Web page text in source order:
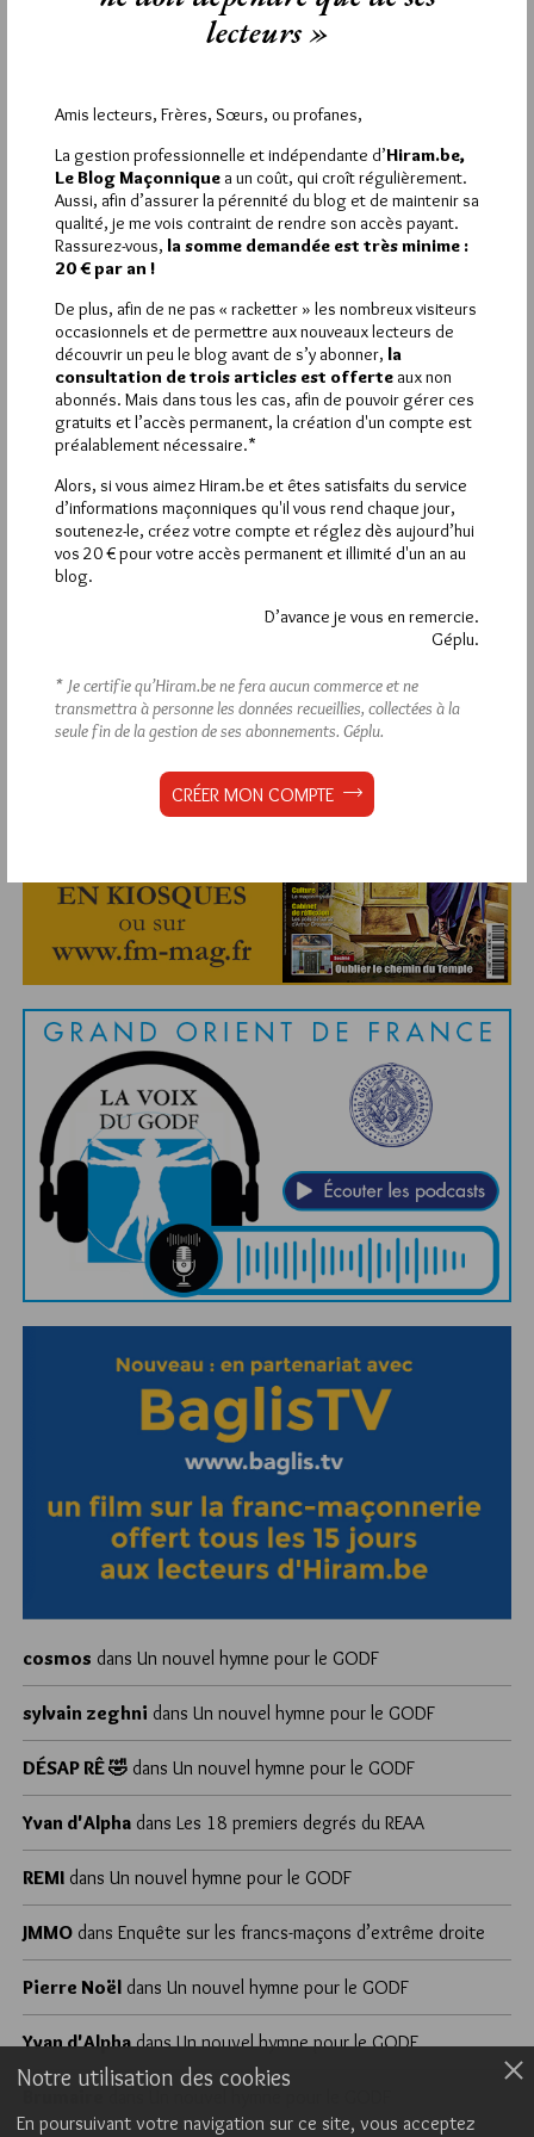
Si vous souhaitez rédiger des
commentaires, vous devez :
VOUS INSCRIRE
Déjà inscrit(e) ?Connectez-vous
Hier vendredi 7 août 2026, Hiram.be a reçu1 864
visiteset3 133 pagesont été lues (Source :
Pirsch.io)
Plus d’informations
Quels sont les articles les plus lus du blog ?
cosmos dans Un nouvel hymne pour le GODF
sylvain zeghni dans Un nouvel hymne pour le GODF
DÉSAP RÊ 🤣 dans Un nouvel hymne pour le GODF
Yvan d'Alpha dans Les 18 premiers degrés du REAA
REMI dans Un nouvel hymne pour le GODF
JMMO dans Enquête sur les francs-maçons d’extrême droite
Pierre Noël dans Un nouvel hymne pour le GODF
Yvan d'AlphadansUn nouvel hymne pour le GODF
Notre utilisation des cookies
En poursuivant votre navigation sur ce site, vous acceptez
lecteurs »
Amis lecteurs, Frères, Sœurs, ou profanes,
La gestion professionnelle et indépendante d’Hiram.be,
Le Blog Maçonnique a un coût, qui croît régulièrement.
Aussi, afin d’assurer la pérennité du blog et de maintenir sa
qualité, je me vois contraint de rendre son accès payant.
Rassurez-vous, la somme demandée est très minime :
20 € par an !
De plus, afin de ne pas « racketter » les nombreux visiteurs
occasionnels et de permettre aux nouveaux lecteurs de
découvrir un peu le blog avant de s’y abonner, la
consultation de trois articles est offerte aux non
abonnés. Mais dans tous les cas, afin de pouvoir gérer ces
gratuits et l’accès permanent, la création d'un compte est
préalablement nécessaire.*
Alors, si vous aimez Hiram.be et êtes satisfaits du service
d’informations maçonniques qu'il vous rend chaque jour,
soutenez-le, créez votre compte et réglez dès aujourd’hui
vos 20 € pour votre accès permanent et illimité d'un an au
blog.
D’avance je vous en remercie.
Géplu.
* Je certifie qu’Hiram.be ne fera aucun commerce et ne
transmettra à personne les données recueillies, collectées à la
seule fin de la gestion de ses abonnements. Géplu.
CRÉER MON COMPTE